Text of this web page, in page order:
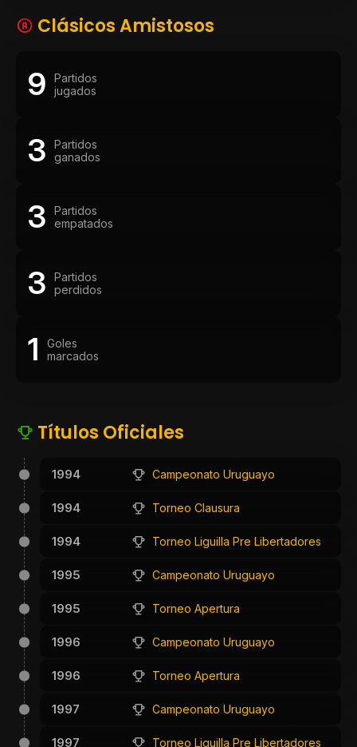
Clásicos Amistosos
9
Partidos
jugados
3
Partidos
ganados
3
Partidos
empatados
3
Partidos
perdidos
1
Goles
marcados
Títulos Oficiales
1994 Campeonato Uruguayo
1994 Torneo Clausura
1994 Torneo Liguilla Pre Libertadores
1995 Campeonato Uruguayo
1995 Torneo Apertura
1996 Campeonato Uruguayo
1996 Torneo Apertura
1997 Campeonato Uruguayo
1997 Torneo Liguilla Pre Libertadores